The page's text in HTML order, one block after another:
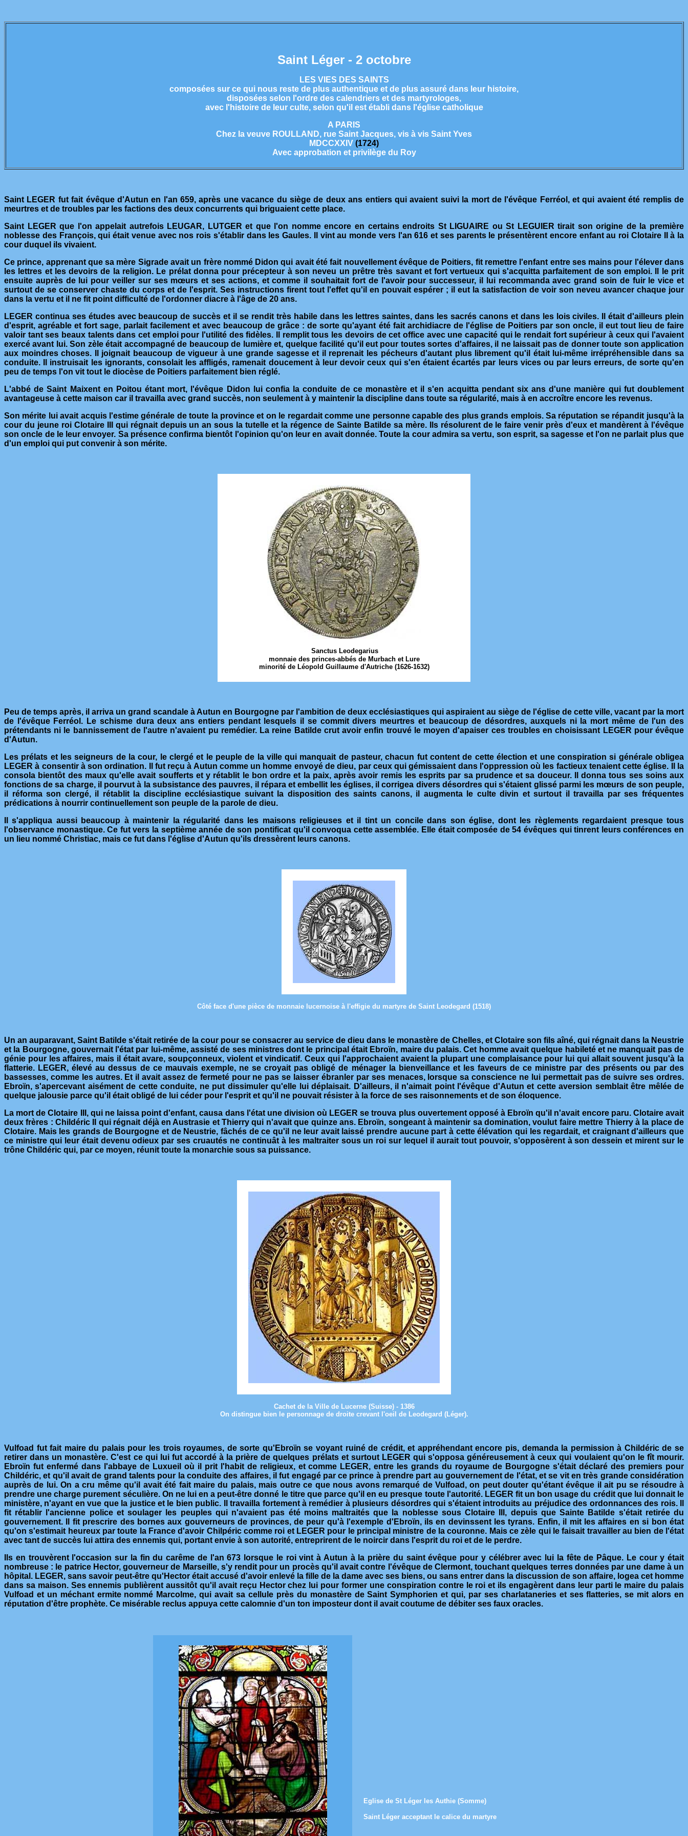
Saint Léger - 2 octobre
LES VIES DES SAINTS
composées sur ce qui nous reste de plus authentique et de plus assuré dans leur histoire,
disposées selon l'ordre des calendriers et des martyrologes,
avec l'histoire de leur culte, selon qu'il est établi dans l'église catholique
A PARIS
Chez la veuve ROULLAND, rue Saint Jacques, vis à vis Saint Yves
MDCCXXIV (1724)
Avec approbation et privilège du Roy
Saint LEGER fut fait évêque d'Autun en l'an 659, après une vacance du siège de deux ans entiers qui avaient suivi la mort de l'évêque Ferréol, et qui avaient été remplis de
meurtres et de troubles par les factions des deux concurrents qui briguaient cette place.
Saint LEGER que l'on appelait autrefois LEUGAR, LUTGER et que l'on nomme encore en certains endroits St LIGUAIRE ou St LEGUIER tirait son origine de la première
noblesse des François, qui était venue avec nos rois s'établir dans les Gaules. Il vint au monde vers l'an 616 et ses parents le présentèrent encore enfant au roi Clotaire II à la
cour duquel ils vivaient.
Ce prince, apprenant que sa mère Sigrade avait un frère nommé Didon qui avait été fait nouvellement évêque de Poitiers, fit remettre l'enfant entre ses mains pour l'élever dans
les lettres et les devoirs de la religion. Le prélat donna pour précepteur à son neveu un prêtre très savant et fort vertueux qui s'acquitta parfaitement de son emploi. Il le prit
ensuite auprès de lui pour veiller sur ses mœurs et ses actions, et comme il souhaitait fort de l'avoir pour successeur, il lui recommanda avec grand soin de fuir le vice et
surtout de se conserver chaste du corps et de l'esprit. Ses instructions firent tout l'effet qu'il en pouvait espérer ; il eut la satisfaction de voir son neveu avancer chaque jour
dans la vertu et il ne fit point difficulté de l'ordonner diacre à l'âge de 20 ans.
LEGER continua ses études avec beaucoup de succès et il se rendit très habile dans les lettres saintes, dans les sacrés canons et dans les lois civiles. Il était d'ailleurs plein
d'esprit, agréable et fort sage, parlait facilement et avec beaucoup de grâce : de sorte qu'ayant été fait archidiacre de l'église de Poitiers par son oncle, il eut tout lieu de faire
valoir tant ses beaux talents dans cet emploi pour l'utilité des fidèles. Il remplit tous les devoirs de cet office avec une capacité qui le rendait fort supérieur à ceux qui l'avaient
exercé avant lui. Son zèle était accompagné de beaucoup de lumière et, quelque facilité qu'il eut pour toutes sortes d'affaires, il ne laissait pas de donner toute son application
aux moindres choses. Il joignait beaucoup de vigueur à une grande sagesse et il reprenait les pécheurs d'autant plus librement qu'il était lui-même irrépréhensible dans sa
conduite. Il instruisait les ignorants, consolait les affligés, ramenait doucement à leur devoir ceux qui s'en étaient écartés par leurs vices ou par leurs erreurs, de sorte qu'en
peu de temps l'on vit tout le diocèse de Poitiers parfaitement bien réglé.
L'abbé de Saint Maixent en Poitou étant mort, l'évêque Didon lui confia la conduite de ce monastère et il s'en acquitta pendant six ans d'une manière qui fut doublement
avantageuse à cette maison car il travailla avec grand succès, non seulement à y maintenir la discipline dans toute sa régularité, mais à en accroître encore les revenus.
Son mérite lui avait acquis l'estime générale de toute la province et on le regardait comme une personne capable des plus grands emplois. Sa réputation se répandit jusqu'à la
cour du jeune roi Clotaire III qui régnait depuis un an sous la tutelle et la régence de Sainte Batilde sa mère. Ils résolurent de le faire venir près d'eux et mandèrent à l'évêque
son oncle de le leur envoyer. Sa présence confirma bientôt l'opinion qu'on leur en avait donnée. Toute la cour admira sa vertu, son esprit, sa sagesse et l'on ne parlait plus que
d'un emploi qui put convenir à son mérite.
Sanctus Leodegarius
monnaie des princes-abbés de Murbach et Lure
minorité de Léopold Guillaume d'Autriche (1626-1632)
Peu de temps après, il arriva un grand scandale à Autun en Bourgogne par l'ambition de deux ecclésiastiques qui aspiraient au siège de l'église de cette ville, vacant par la mort
de l'évêque Ferréol. Le schisme dura deux ans entiers pendant lesquels il se commit divers meurtres et beaucoup de désordres, auxquels ni la mort même de l'un des
prétendants ni le bannissement de l'autre n'avaient pu remédier. La reine Batilde crut avoir enfin trouvé le moyen d'apaiser ces troubles en choisissant LEGER pour évêque
d'Autun.
Les prélats et les seigneurs de la cour, le clergé et le peuple de la ville qui manquait de pasteur, chacun fut content de cette élection et une conspiration si générale obligea
LEGER à consentir à son ordination. Il fut reçu à Autun comme un homme envoyé de dieu, par ceux qui gémissaient dans l'oppression où les factieux tenaient cette église. Il la
consola bientôt des maux qu'elle avait soufferts et y rétablit le bon ordre et la paix, après avoir remis les esprits par sa prudence et sa douceur. Il donna tous ses soins aux
fonctions de sa charge, il pourvut à la subsistance des pauvres, il répara et embellit les églises, il corrigea divers désordres qui s'étaient glissé parmi les mœurs de son peuple,
il réforma son clergé, il rétablit la discipline ecclésiastique suivant la disposition des saints canons, il augmenta le culte divin et surtout il travailla par ses fréquentes
prédications à nourrir continuellement son peuple de la parole de dieu.
Il s'appliqua aussi beaucoup à maintenir la régularité dans les maisons religieuses et il tint un concile dans son église, dont les règlements regardaient presque tous
l'observance monastique. Ce fut vers la septième année de son pontificat qu'il convoqua cette assemblée. Elle était composée de 54 évêques qui tinrent leurs conférences en
un lieu nommé Christiac, mais ce fut dans l'église d'Autun qu'ils dressèrent leurs canons.
Côté face d'une pièce de monnaie lucernoise à l'effigie du martyre de Saint Leodegard (1518)
Un an auparavant, Saint Batilde s'était retirée de la cour pour se consacrer au service de dieu dans le monastère de Chelles, et Clotaire son fils aîné, qui régnait dans la Neustrie
et la Bourgogne, gouvernait l'état par lui-même, assisté de ses ministres dont le principal était Ebroïn, maire du palais. Cet homme avait quelque habileté et ne manquait pas de
génie pour les affaires, mais il était avare, soupçonneux, violent et vindicatif. Ceux qui l'approchaient avaient la plupart une complaisance pour lui qui allait souvent jusqu'à la
flatterie. LEGER, élevé au dessus de ce mauvais exemple, ne se croyait pas obligé de ménager la bienveillance et les faveurs de ce ministre par des présents ou par des
bassesses, comme les autres. Et il avait assez de fermeté pour ne pas se laisser ébranler par ses menaces, lorsque sa conscience ne lui permettait pas de suivre ses ordres.
Ebroïn, s'apercevant aisément de cette conduite, ne put dissimuler qu'elle lui déplaisait. D'ailleurs, il n'aimait point l'évêque d'Autun et cette aversion semblait être mêlée de
quelque jalousie parce qu'il était obligé de lui céder pour l'esprit et qu'il ne pouvait résister à la force de ses raisonnements et de son éloquence.
La mort de Clotaire III, qui ne laissa point d'enfant, causa dans l'état une division où LEGER se trouva plus ouvertement opposé à Ebroïn qu'il n'avait encore paru. Clotaire avait
deux frères : Childéric II qui régnait déjà en Austrasie et Thierry qui n'avait que quinze ans. Ebroïn, songeant à maintenir sa domination, voulut faire mettre Thierry à la place de
Clotaire. Mais les grands de Bourgogne et de Neustrie, fâchés de ce qu'il ne leur avait laissé prendre aucune part à cette élévation qui les regardait, et craignant d'ailleurs que
ce ministre qui leur était devenu odieux par ses cruautés ne continuât à les maltraiter sous un roi sur lequel il aurait tout pouvoir, s'opposèrent à son dessein et mirent sur le
trône Childéric qui, par ce moyen, réunit toute la monarchie sous sa puissance.
Cachet de la Ville de Lucerne (Suisse) - 1386
On distingue bien le personnage de droite crevant l'oeil de Leodegard (Léger).
Vulfoad fut fait maire du palais pour les trois royaumes, de sorte qu'Ebroïn se voyant ruiné de crédit, et appréhendant encore pis, demanda la permission à Childéric de se
retirer dans un monastère. C'est ce qui lui fut accordé à la prière de quelques prélats et surtout LEGER qui s'opposa généreusement à ceux qui voulaient qu'on le fît mourir.
Ebroïn fut enfermé dans l'abbaye de Luxueil où il prit l'habit de religieux, et comme LEGER, entre les grands du royaume de Bourgogne s'était déclaré des premiers pour
Childéric, et qu'il avait de grand talents pour la conduite des affaires, il fut engagé par ce prince à prendre part au gouvernement de l'état, et se vit en très grande considération
auprès de lui. On a cru même qu'il avait été fait maire du palais, mais outre ce que nous avons remarqué de Vulfoad, on peut douter qu'étant évêque il ait pu se résoudre à
prendre une charge purement séculière. On ne lui en a peut-être donné le titre que parce qu'il en eu presque toute l'autorité. LEGER fit un bon usage du crédit que lui donnait le
ministère, n'ayant en vue que la justice et le bien public. Il travailla fortement à remédier à plusieurs désordres qui s'étaient introduits au préjudice des ordonnances des rois. Il
fit rétablir l'ancienne police et soulager les peuples qui n'avaient pas été moins maltraités que la noblesse sous Clotaire III, depuis que Sainte Batilde s'était retirée du
gouvernement. Il fit prescrire des bornes aux gouverneurs de provinces, de peur qu'à l'exemple d'Ebroïn, ils en devinssent les tyrans. Enfin, il mit les affaires en si bon état
qu'on s'estimait heureux par toute la France d'avoir Chilpéric comme roi et LEGER pour le principal ministre de la couronne. Mais ce zèle qui le faisait travailler au bien de l'état
avec tant de succès lui attira des ennemis qui, portant envie à son autorité, entreprirent de le noircir dans l'esprit du roi et de le perdre.
Ils en trouvèrent l'occasion sur la fin du carême de l'an 673 lorsque le roi vint à Autun à la prière du saint évêque pour y célébrer avec lui la fête de Pâque. Le cour y était
nombreuse : le patrice Hector, gouverneur de Marseille, s'y rendit pour un procès qu'il avait contre l'évêque de Clermont, touchant quelques terres données par une dame à un
hôpital. LEGER, sans savoir peut-être qu'Hector était accusé d'avoir enlevé la fille de la dame avec ses biens, ou sans entrer dans la discussion de son affaire, logea cet homme
dans sa maison. Ses ennemis publièrent aussitôt qu'il avait reçu Hector chez lui pour former une conspiration contre le roi et ils engagèrent dans leur parti le maire du palais
Vulfoad et un méchant ermite nommé Marcolme, qui avait sa cellule près du monastère de Saint Symphorien et qui, par ses charlataneries et ses flatteries, se mit alors en
réputation d'être prophète. Ce misérable reclus appuya cette calomnie d'un ton imposteur dont il avait coutume de débiter ses faux oracles.
Eglise de St Léger les Authie (Somme)
Saint Léger acceptant le calice du martyre